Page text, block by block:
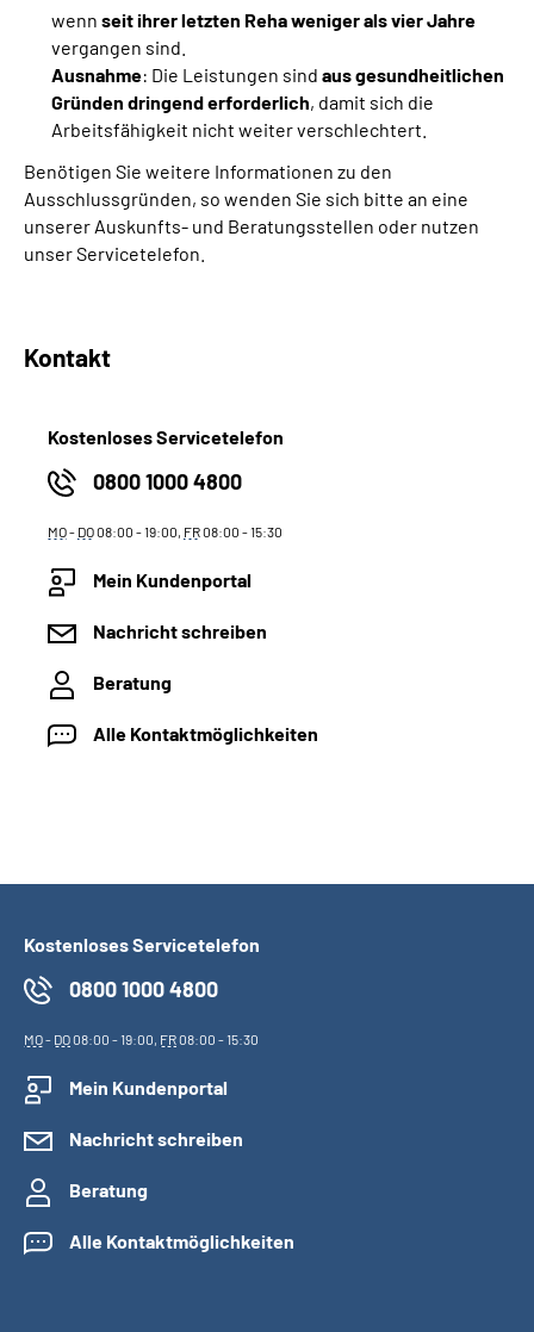
wenn seit ihrer letzten Reha weniger als vier Jahre
vergangen sind.
Ausnahme: Die Leistungen sind aus gesundheitlichen
Gründen dringend erforderlich, damit sich die
Arbeitsfähigkeit nicht weiter verschlechtert.
Benötigen Sie weitere Informationen zu den
Ausschlussgründen, so wenden Sie sich bitte an eine
unserer Auskunfts- und Beratungsstellen oder nutzen
unser Servicetelefon.
Kontakt
Kostenloses Servicetelefon
0800 1000 4800
MO- DO08:00 - 19:00, FR08:00 - 15:30
Mein Kundenportal
Nachricht schreiben
Beratung
Alle Kontaktmöglichkeiten
Kostenloses Servicetelefon
0800 1000 4800
MO- DO08:00 - 19:00, FR08:00 - 15:30
Mein Kundenportal
Nachricht schreiben
Beratung
Alle Kontaktmöglichkeiten